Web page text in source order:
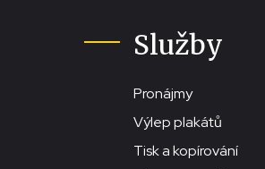
Služby
Pronájmy
Výlep plakátů
Tisk a kopírování